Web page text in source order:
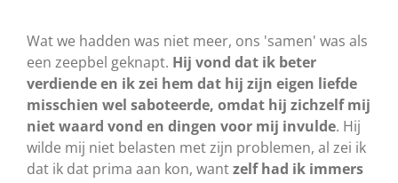
Wat we hadden was niet meer, ons 'samen' was als
een zeepbel geknapt. Hij vond dat ik beter
verdiende en ik zei hem dat hij zijn eigen liefde
misschien wel saboteerde, omdat hij zichzelf mij
niet waard vond en dingen voor mij invulde. Hij
wilde mij niet belasten met zijn problemen, al zei ik
dat ik dat prima aan kon, wantzelf had ik immers